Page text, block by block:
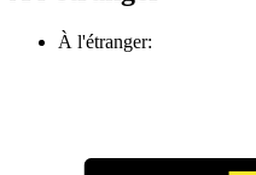
À l'étranger: